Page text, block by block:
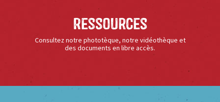
Ressources
Consultez notre phototèque, notre vidéothèque et
des documents en libre accès.